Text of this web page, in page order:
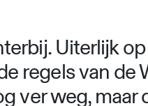
Uiterlijk
regels van de
ver weg, maar